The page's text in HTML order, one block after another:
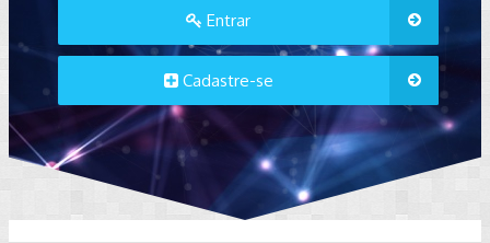
Entrar
Cadastre-se